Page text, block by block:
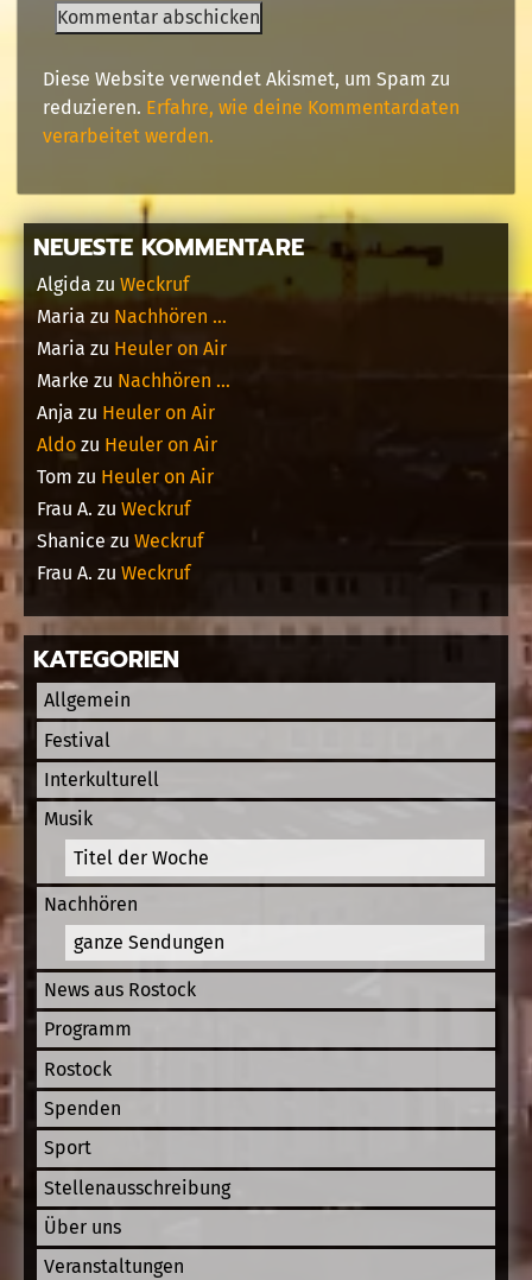
Diese Website verwendet Akismet, um Spam zu
reduzieren. Erfahre, wie deine Kommentardaten
verarbeitet werden.
NEUESTE KOMMENTARE
Algida zu Weckruf
Maria zu Nachhören …
Maria zu Heuler on Air
Marke zu Nachhören …
Anja zu Heuler on Air
Aldo zu Heuler on Air
Tom zu Heuler on Air
Frau A. zu Weckruf
Shanice zu Weckruf
Frau A. zu Weckruf
KATEGORIEN
Allgemein
Festival
Interkulturell
Musik
Titel der Woche
Nachhören
ganze Sendungen
News aus Rostock
Programm
Rostock
Spenden
Sport
Stellenausschreibung
Über uns
Veranstaltungen